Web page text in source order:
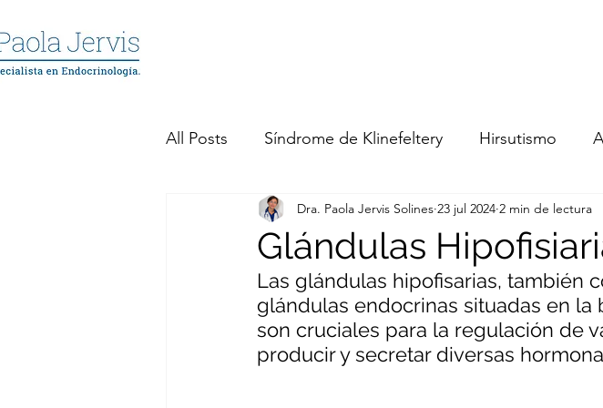
All Posts Síndrome de Klinefeltery Hirsutismo
Prolactinomas Tumores Neuroendocrinos
Hipotiroidismo Hipertiroidismo Cáncer de
Síndrome Metabólico Sobrepeso Menopausia
Glándulas
Dra. Paola Jervis Solines 23 jul 2024 2 min de lectura
Las glándulas hipofisarias, también
glándulas endocrinas situadas en la
son cruciales para la regulación de
producir y secretar diversas